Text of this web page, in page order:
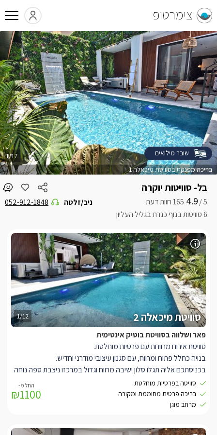
צימרטופ
בל- סוויטות יוקרה
5 /
4.9
6 סוויטות בנוף כנרת בגליל העליון
ניב/זלטה 052-912-1848
בריכה מפנקת בסוויטת מיכאלה 1
1/17 שובר מילואים
1/12 סוויטת מיכאלה 2
פאר ושלווה בסוויטת בוטיק אינטימית
סוויטת אירוח מרווחת עם פרטיות מוחלטת.
בנויה כחלל פתוח ומרווח, עם סגנון עיצובי מודרני וחדיש.
בכניסתכם אליה תגלו סלון ישיבה מרווח וגדול במרכזו ניצבת ספה נוחה
במיוחד בצבע אפור מבד איכותי עם גימורים בצבע שחור.
עם תאורה דקורטיבית מיוחדת ואלמנטים עיצוביים המתחילים בשולחן
הקפה, המזנון והקיר המעוצב.
שחורים ושיש ייחודי, המטבח מאובזר וכולל מכונת קפה, מיני בר, כיריים
סוויטה בפרטיות מוחלטת
בריכה פרטית מחוממת ומקורה
מרחב מוגן
₪1100